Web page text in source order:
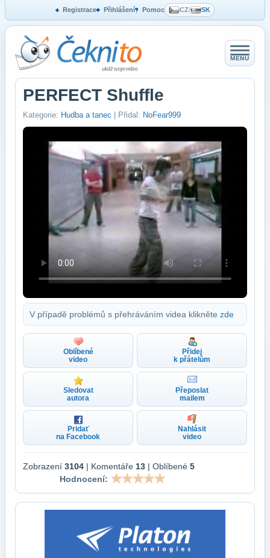
Registrace Přihlášení Pomoc CZ/ SK
MENU
PERFECT Shuffle
Kategorie: Hudba a tanec | Přidal: NoFear999
V případě problémů s přehráváním videa klikněte zde
Oblíbené
video
Přidej
k přátelům
Sledovat
autora
Přeposlat
mailem
Pridať
na Facebook
Nahlásit
video
Zobrazení 3104 | Komentáře 13 | Oblíbené 5
Hodnocení: